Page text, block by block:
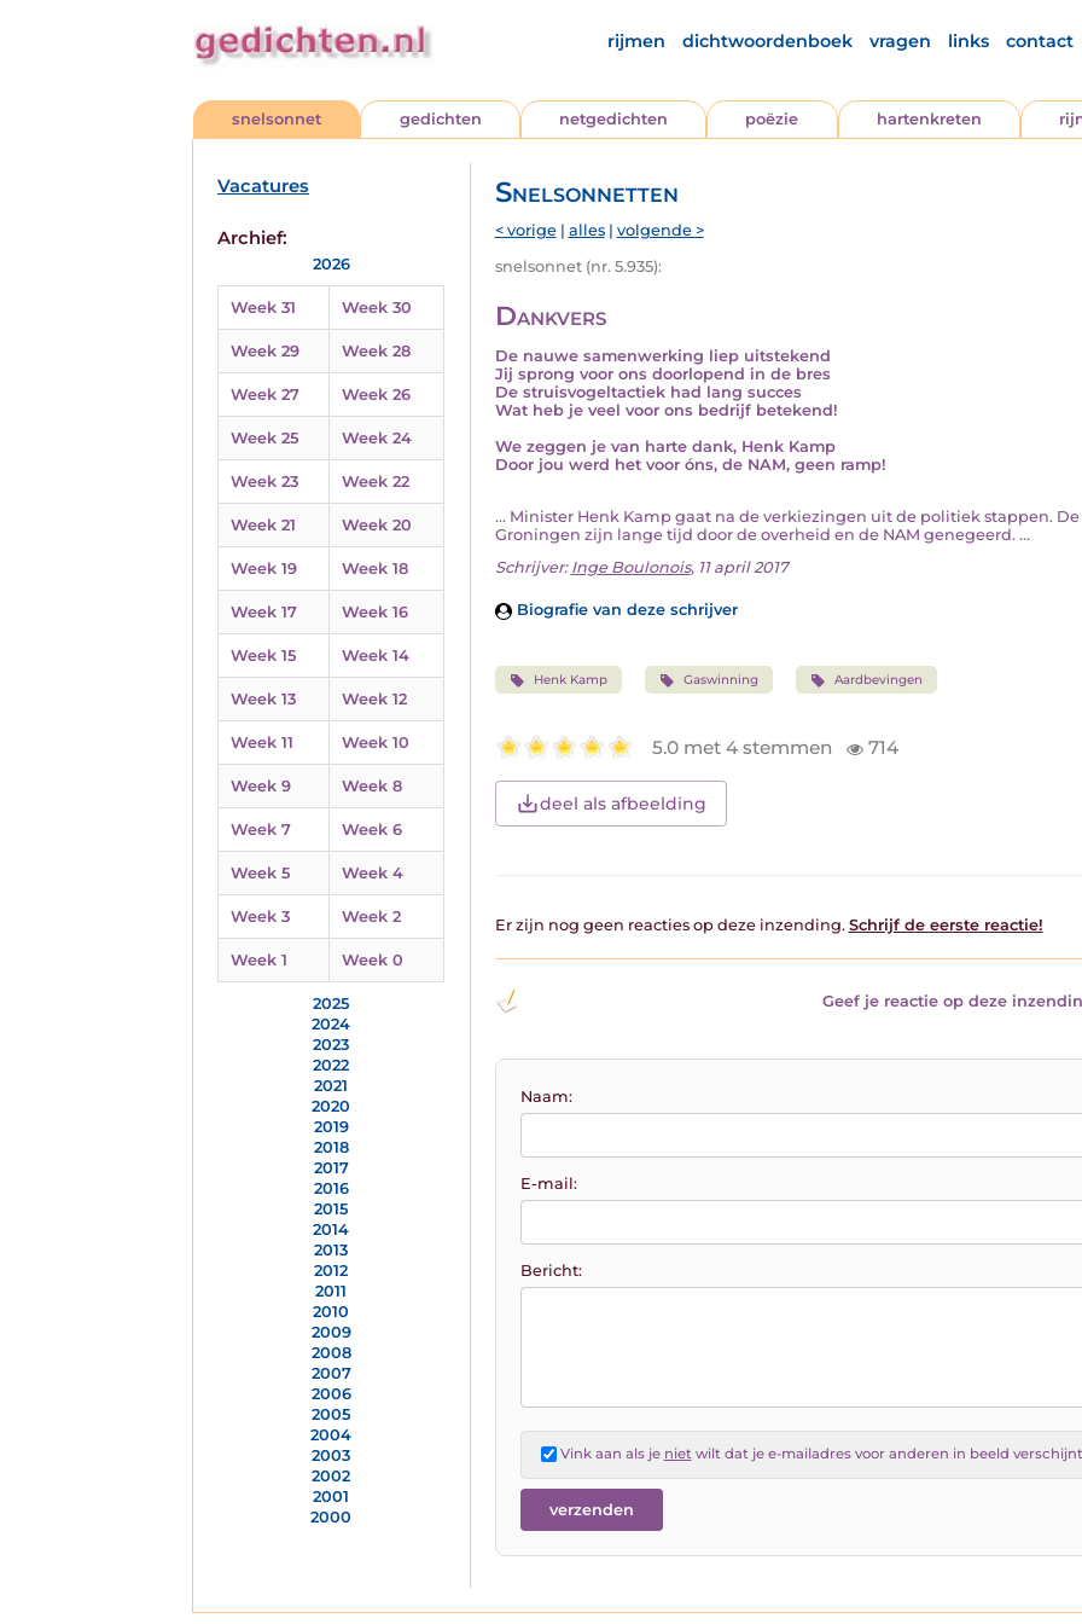
rijmen dichtwoordenboek vragen links contact
snelsonnet gedichten netgedichten poëzie hartenkreten
Vacatures
Archief:
2026
Week 31 Week 30
Week 29 Week 28
Week 27 Week 26
Week 25 Week 24
Week 23 Week 22
Week 21 Week 20
Week 19 Week 18
Week 17 Week 16
Week 15 Week 14
Week 13 Week 12
Week 11 Week 10
Week 9 Week 8
Week 7 Week 6
Week 5 Week 4
Week 3 Week 2
Week 1 Week 0
2025
2024
2023
2022
2021
2020
2019
2018
2017
2016
2015
2014
2013
2012
2011
2010
2009
2008
2007
2006
2005
2004
2003
2002
2001
2000
Snelsonnetten
< vorige| alles| volgende >
snelsonnet (nr. 5.935):
Dankvers
De nauwe samenwerking liep uitstekend
Jij sprong voor ons doorlopend in de bres
De struisvogeltactiek had lang succes
Wat heb je veel voor ons bedrijf betekend!
We zeggen je van harte dank, Henk Kamp
Door jou werd het voor óns, de NAM, geen ramp!
... Minister Henk Kamp gaat na de verkiezingen uit de politiek stappen.
Groningen zijn lange tijd door de overheid en de NAM genegeerd. ...
Schrijver: Inge Boulonois, 11 april 2017
Biografie van deze schrijver
Henk Kamp Gaswinning Aardbevingen
5.0 met 4 stemmen 714
deel als afbeelding
Er zijn nog geen reacties op deze inzending. Schrijf de eerste reactie!
Geef je reactie op deze
Naam:
E-mail:
Bericht:
Vink aan als je niet wilt dat je e-mailadres voor anderen in beeld verschijnt